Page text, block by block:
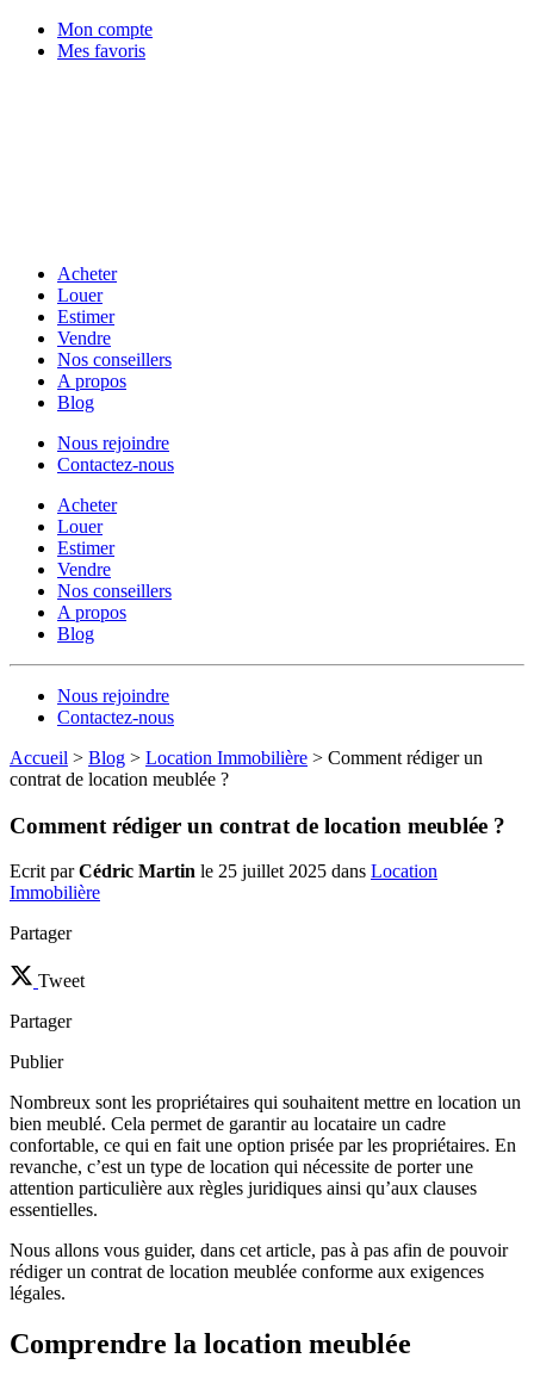
Mon compte
Mes favoris
Acheter
Louer
Estimer
Vendre
Nos conseillers
A propos
Blog
Nous rejoindre
Contactez-nous
Acheter
Louer
Estimer
Vendre
Nos conseillers
A propos
Blog
Nous rejoindre
Contactez-nous
Accueil > Blog > Location Immobilière > Comment rédiger un
contrat de location meublée ?
Comment rédiger un contrat de location meublée ?
Ecrit parCédric Martin le 25 juillet 2025 dans Location
Immobilière
Partager
Tweet
Partager
Publier
Nombreux sont les propriétaires qui souhaitent mettre en location un
bien meublé. Cela permet de garantir au locataire un cadre
confortable, ce qui en fait une option prisée par les propriétaires. En
revanche, c’est un type de location qui nécessite de porter une
attention particulière aux règles juridiques ainsi qu’aux clauses
essentielles.
Nous allons vous guider, dans cet article, pas à pas afin de pouvoir
rédiger un contrat de location meublée conforme aux exigences
légales.
Comprendre la location meublée